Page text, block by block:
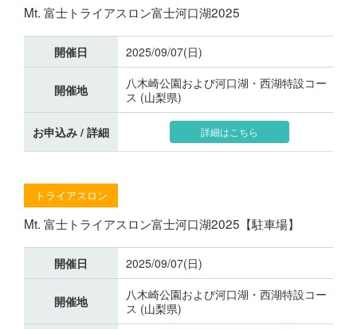
Mt. 富士トライアスロン富士河口湖2025
開催日 2025/09/07(日)
開催地
八木崎公園および河口湖・西湖特設コー
ス (山梨県)
お申込み / 詳細 詳細はこちら
トライアスロン
Mt. 富士トライアスロン富士河口湖2025【駐車場】
開催日 2025/09/07(日)
開催地
八木崎公園および河口湖・西湖特設コー
ス (山梨県)